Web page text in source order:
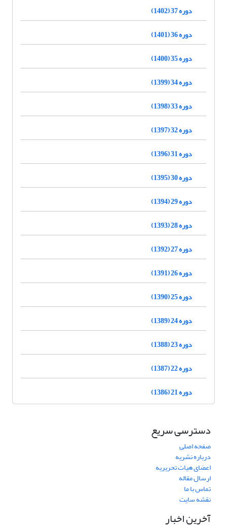
دوره 37 (1402)
دوره 36 (1401)
دوره 35 (1400)
دوره 34 (1399)
دوره 33 (1398)
دوره 32 (1397)
دوره 31 (1396)
دوره 30 (1395)
دوره 29 (1394)
دوره 28 (1393)
دوره 27 (1392)
دوره 26 (1391)
دوره 25 (1390)
دوره 24 (1389)
دوره 23 (1388)
دوره 22 (1387)
دوره 21 (1386)
دسترسی سریع
صفحه اصلی
درباره نشریه
اعضای هیات تحریریه
ارسال مقاله
تماس با ما
نقشه سایت
آخرین اخبار